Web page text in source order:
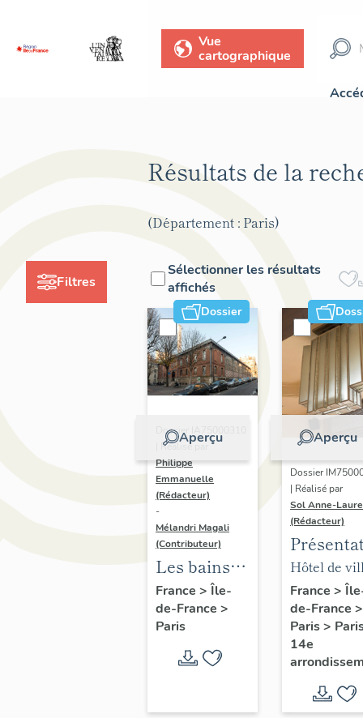
Vue
cartographique
Filtres
Résultats de la
(Département : Paris)
Sélectionner les résultats
affichés
Dossier
Aperçu
Dossier IA75000310
| Réalisé par
Philippe
Emmanuelle
(Rédacteur)
-
Mélandri Magali
(Contributeur)
Les bains
douches
municipaux
de la ville
de Paris
France > Île-
de-France >
Paris
Aperçu
Dossier
| Réalisé par
Sol Anne-Laure
(Rédacteur)
du
de la
annexe
Hôtel de
annexe
France >
de-France >
Paris>
14e